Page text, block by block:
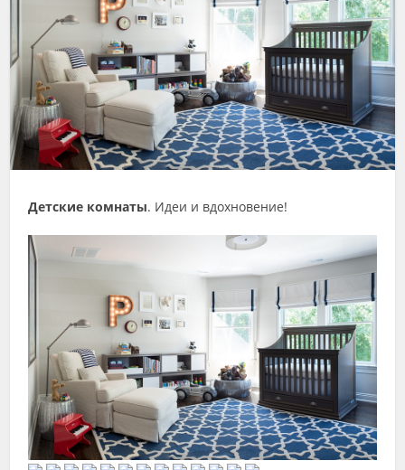
Детские комнаты. Идеи и вдохновение!